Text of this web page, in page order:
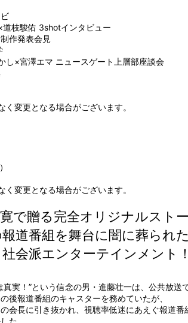
道枝駿佑 3shotインタビュー
作発表会見
し×宮澤エマ ニュースゲート上層部座談会
く変更となる場合がございます。
く変更となる場合がございます。
で贈る完全オリジナルスト
道番組を舞台に闇に葬られ
会派エンターテインメント！
真実！”という信念の男・進藤壮一は、公共放送
後報道番組のキャスターを務めていたが、
会長に引き抜かれ、視聴率低迷にあえぐ報道番